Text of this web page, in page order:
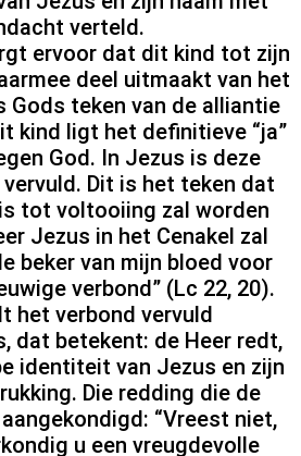
verteld.
ervoor dat dit kind tot zijn
deel uitmaakt van het
Gods teken van de alliantie
kind ligt het definitieve “ja”
God. In Jezus is deze
Dit is het teken dat
tot voltooiing zal worden
Jezus in het Cenakel zal
beker van mijn bloed voor
verbond” (Lc 22, 20).
het verbond vervuld
dat betekent: de Heer redt,
identiteit van Jezus en zijn
Die redding die de
“Vreest niet,
u een vreugdevolle